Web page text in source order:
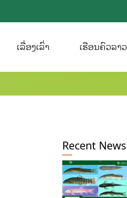
ເລື່ອງເລົ່າ ເຮືອນຄົວລາວ
Recent News